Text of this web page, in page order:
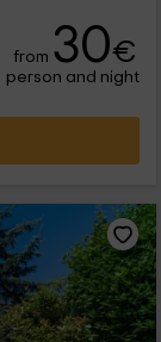
from 30€
person and night